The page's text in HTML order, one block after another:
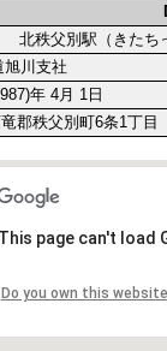
北秩父別駅（きた
旭川支社
年 4月 1日
郡秩父別町6条1丁目